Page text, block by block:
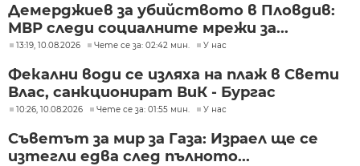
Демерджиев за убийството в Пловдив:
МВР следи социалните мрежи за...
13:19, 10.08.2026 Чете се за: 02:42 мин. У нас
Фекални води се изляха на плаж в Свети
Влас, санкционират ВиК - Бургас
10:26, 10.08.2026 Чете се за: 01:55 мин. У нас
Съветът за мир за Газа: Израел ще се
изтегли едва след пълното...